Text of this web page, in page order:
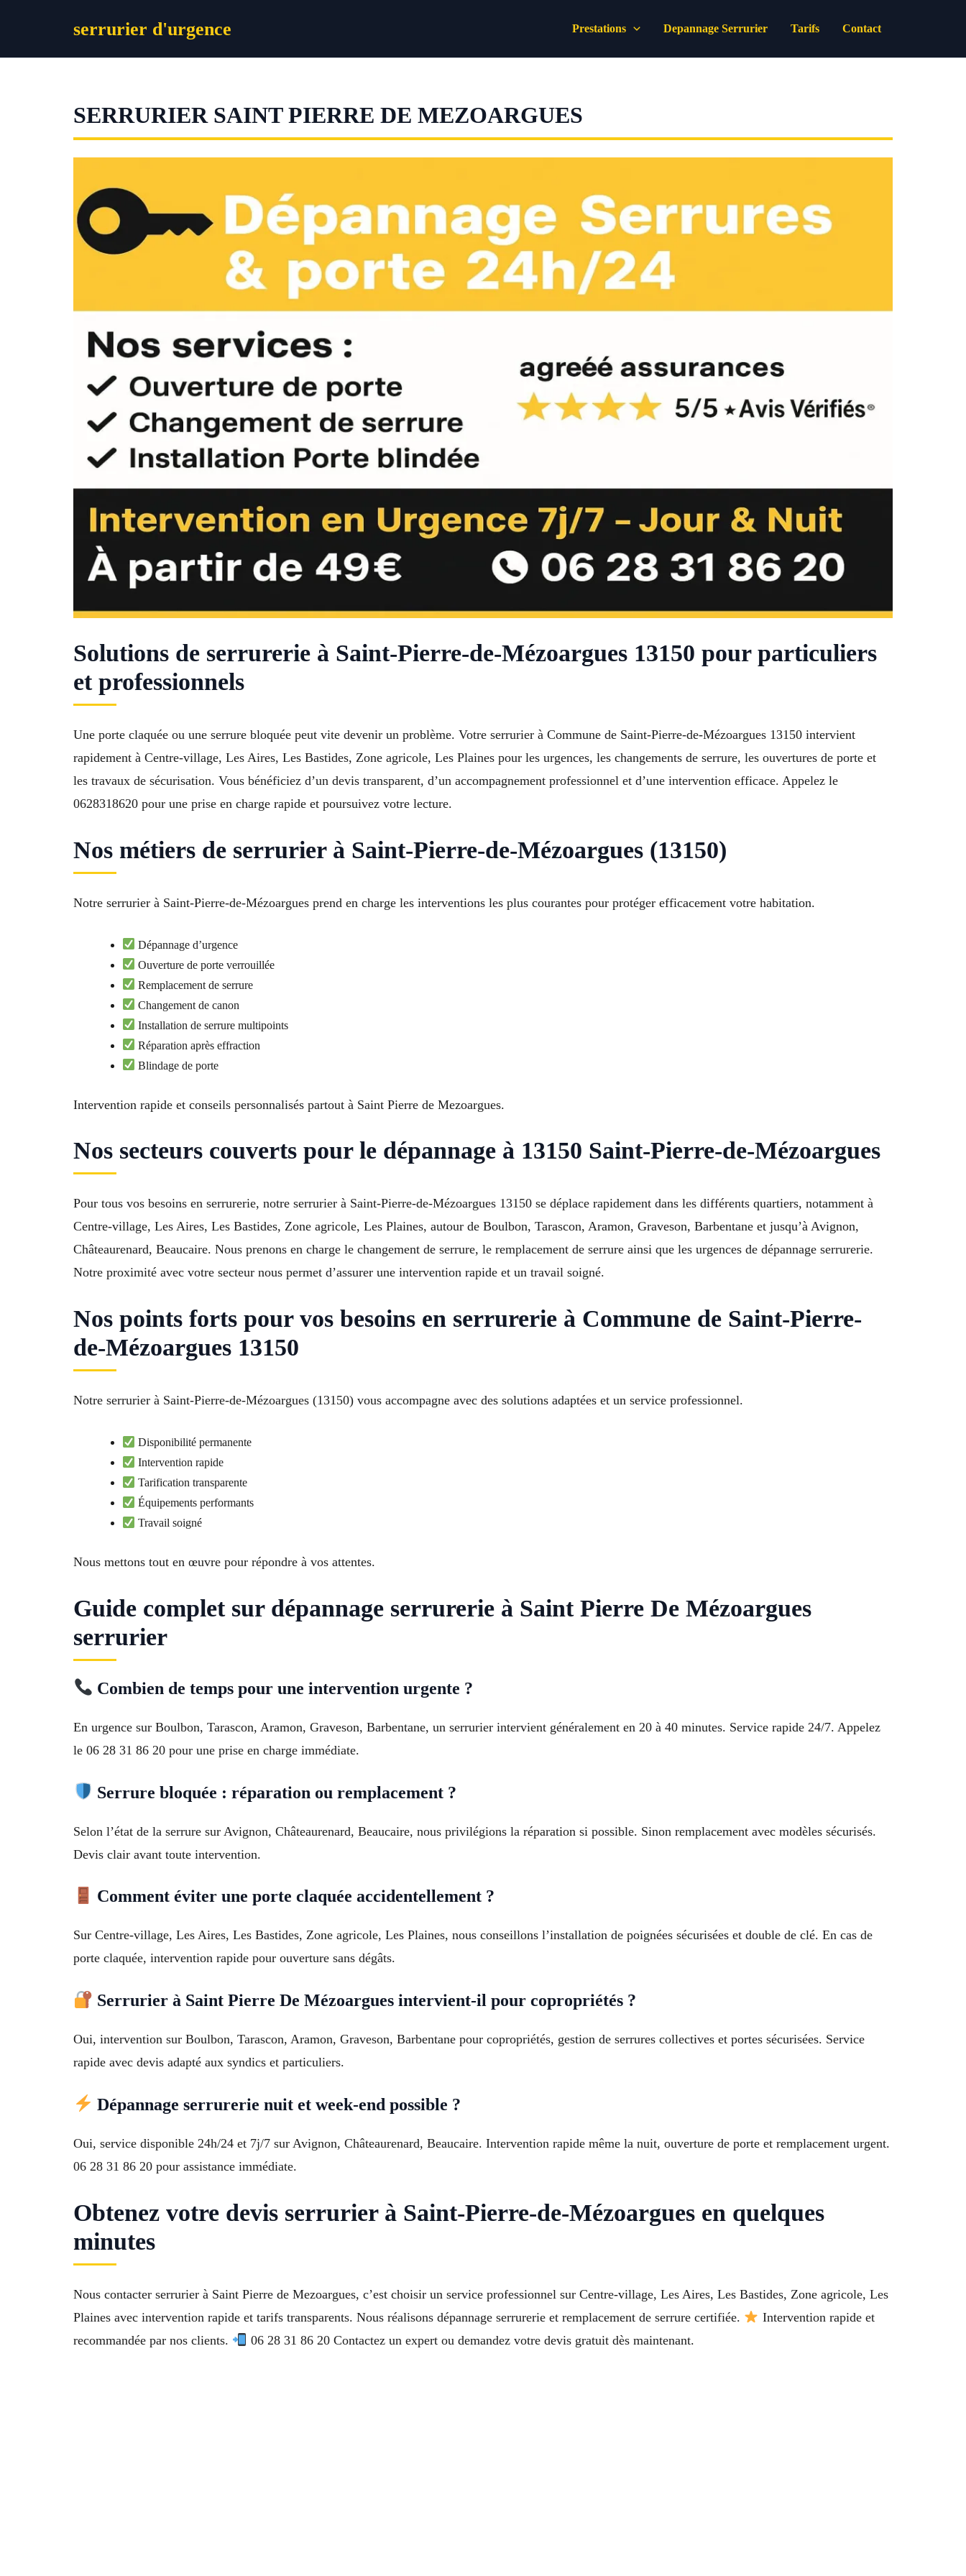
serrurier d'urgence Prestations Depannage Serrurier Tarifs Contact
SERRURIER SAINT PIERRE DE MEZOARGUES
Solutions de serrurerie à Saint-Pierre-de-Mézoargues 13150 pour particuliers
et professionnels
Une porte claquée ou une serrure bloquée peut vite devenir un problème. Votre serrurier à Commune de Saint-Pierre-de-Mézoargues 13150 intervient
rapidement à Centre-village, Les Aires, Les Bastides, Zone agricole, Les Plaines pour les urgences, les changements de serrure, les ouvertures de porte et
les travaux de sécurisation. Vous bénéficiez d’un devis transparent, d’un accompagnement professionnel et d’une intervention efficace. Appelez le
0628318620 pour une prise en charge rapide et poursuivez votre lecture.
Nos métiers de serrurier à Saint-Pierre-de-Mézoargues (13150)
Notre serrurier à Saint-Pierre-de-Mézoargues prend en charge les interventions les plus courantes pour protéger efficacement votre habitation.
Dépannage d’urgence
Ouverture de porte verrouillée
Remplacement de serrure
Changement de canon
Installation de serrure multipoints
Réparation après effraction
Blindage de porte
Intervention rapide et conseils personnalisés partout à Saint Pierre de Mezoargues.
Nos secteurs couverts pour le dépannage à 13150 Saint-Pierre-de-Mézoargues
Pour tous vos besoins en serrurerie, notre serrurier à Saint-Pierre-de-Mézoargues 13150 se déplace rapidement dans les différents quartiers, notamment à
Centre-village, Les Aires, Les Bastides, Zone agricole, Les Plaines, autour de Boulbon, Tarascon, Aramon, Graveson, Barbentane et jusqu’à Avignon,
Châteaurenard, Beaucaire. Nous prenons en charge le changement de serrure, le remplacement de serrure ainsi que les urgences de dépannage serrurerie.
Notre proximité avec votre secteur nous permet d’assurer une intervention rapide et un travail soigné.
Nos points forts pour vos besoins en serrurerie à Commune de Saint-Pierre-
de-Mézoargues 13150
Notre serrurier à Saint-Pierre-de-Mézoargues (13150) vous accompagne avec des solutions adaptées et un service professionnel.
Disponibilité permanente
Intervention rapide
Tarification transparente
Équipements performants
Travail soigné
Nous mettons tout en œuvre pour répondre à vos attentes.
Guide complet sur dépannage serrurerie à Saint Pierre De Mézoargues
serrurier
Combien de temps pour une intervention urgente ?
En urgence sur Boulbon, Tarascon, Aramon, Graveson, Barbentane, un serrurier intervient généralement en 20 à 40 minutes. Service rapide 24/7. Appelez
le 06 28 31 86 20 pour une prise en charge immédiate.
Serrure bloquée : réparation ou remplacement ?
Selon l’état de la serrure sur Avignon, Châteaurenard, Beaucaire, nous privilégions la réparation si possible. Sinon remplacement avec modèles sécurisés.
Devis clair avant toute intervention.
Comment éviter une porte claquée accidentellement ?
Sur Centre-village, Les Aires, Les Bastides, Zone agricole, Les Plaines, nous conseillons l’installation de poignées sécurisées et double de clé. En cas de
porte claquée, intervention rapide pour ouverture sans dégâts.
Serrurier à Saint Pierre De Mézoargues intervient-il pour copropriétés ?
Oui, intervention sur Boulbon, Tarascon, Aramon, Graveson, Barbentane pour copropriétés, gestion de serrures collectives et portes sécurisées. Service
rapide avec devis adapté aux syndics et particuliers.
Dépannage serrurerie nuit et week-end possible ?
Oui, service disponible 24h/24 et 7j/7 sur Avignon, Châteaurenard, Beaucaire. Intervention rapide même la nuit, ouverture de porte et remplacement urgent.
06 28 31 86 20 pour assistance immédiate.
Obtenez votre devis serrurier à Saint-Pierre-de-Mézoargues en quelques
minutes
Nous contacter serrurier à Saint Pierre de Mezoargues, c’est choisir un service professionnel sur Centre-village, Les Aires, Les Bastides, Zone agricole, Les
Plaines avec intervention rapide et tarifs transparents. Nous réalisons dépannage serrurerie et remplacement de serrure certifiée.
Intervention rapide et
recommandée par nos clients.
06 28 31 86 20 Contactez un expert ou demandez votre devis gratuit dès maintenant.